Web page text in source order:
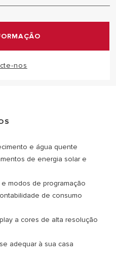
melhor se adequar à
nos
e água quente
de energia solar e
modos de programação
de consumo
a cores de alta resolução
adequar à sua casa